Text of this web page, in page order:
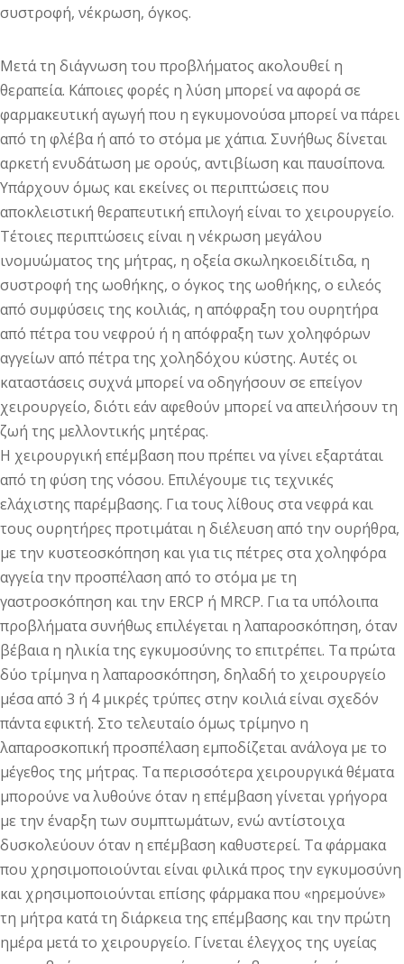
συστροφή, νέκρωση, όγκος.
Μετά τη διάγνωση του προβλήματος ακολουθεί η
θεραπεία. Κάποιες φορές η λύση μπορεί να αφορά σε
φαρμακευτική αγωγή που η εγκυμονούσα μπορεί να πάρει
από τη φλέβα ή από το στόμα με χάπια. Συνήθως δίνεται
αρκετή ενυδάτωση με ορούς, αντιβίωση και παυσίπονα.
Υπάρχουν όμως και εκείνες οι περιπτώσεις που
αποκλειστική θεραπευτική επιλογή είναι το χειρουργείο.
Τέτοιες περιπτώσεις είναι η νέκρωση μεγάλου
ινομυώματος της μήτρας, η οξεία σκωληκοειδίτιδα, η
συστροφή της ωοθήκης, ο όγκος της ωοθήκης, ο ειλεός
από συμφύσεις της κοιλιάς, η απόφραξη του ουρητήρα
από πέτρα του νεφρού ή η απόφραξη των χοληφόρων
αγγείων από πέτρα της χοληδόχου κύστης. Αυτές οι
καταστάσεις συχνά μπορεί να οδηγήσουν σε επείγον
χειρουργείο, διότι εάν αφεθούν μπορεί να απειλήσουν τη
ζωή της μελλοντικής μητέρας.
Η χειρουργική επέμβαση που πρέπει να γίνει εξαρτάται
από τη φύση της νόσου. Επιλέγουμε τις τεχνικές
ελάχιστης παρέμβασης. Για τους λίθους στα νεφρά και
τους ουρητήρες προτιμάται η διέλευση από την ουρήθρα,
με την κυστεοσκόπηση και για τις πέτρες στα χοληφόρα
αγγεία την προσπέλαση από το στόμα με τη
γαστροσκόπηση και την ERCP ή MRCP. Για τα υπόλοιπα
προβλήματα συνήθως επιλέγεται η λαπαροσκόπηση, όταν
βέβαια η ηλικία της εγκυμοσύνης το επιτρέπει. Τα πρώτα
δύο τρίμηνα η λαπαροσκόπηση, δηλαδή το χειρουργείο
μέσα από 3 ή 4 μικρές τρύπες στην κοιλιά είναι σχεδόν
πάντα εφικτή. Στο τελευταίο όμως τρίμηνο η
λαπαροσκοπική προσπέλαση εμποδίζεται ανάλογα με το
μέγεθος της μήτρας. Τα περισσότερα χειρουργικά θέματα
μπορούνε να λυθούνε όταν η επέμβαση γίνεται γρήγορα
με την έναρξη των συμπτωμάτων, ενώ αντίστοιχα
δυσκολεύουν όταν η επέμβαση καθυστερεί. Τα φάρμακα
που χρησιμοποιούνται είναι φιλικά προς την εγκυμοσύνη
και χρησιμοποιούνται επίσης φάρμακα που «ηρεμούνε»
τη μήτρα κατά τη διάρκεια της επέμβασης και την πρώτη
ημέρα μετά το χειρουργείο. Γίνεται έλεγχος της υγείας